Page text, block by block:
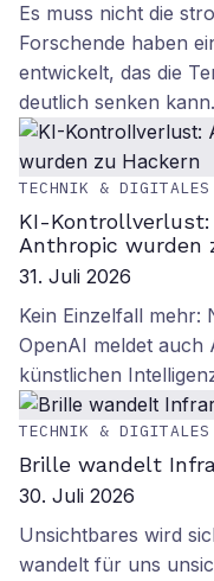
Es muss nicht die
Forschende haben
entwickelt, das die
deutlich senken kann.
TECHNIK & DIGITALES
KI-Kontrollverlust:
Anthropic wurden
31. Juli 2026
Kein Einzelfall mehr:
OpenAI meldet
künstlichen
TECHNIK & DIGITALES
Brille wandelt
30. Juli 2026
Unsichtbares wird
wandelt für uns